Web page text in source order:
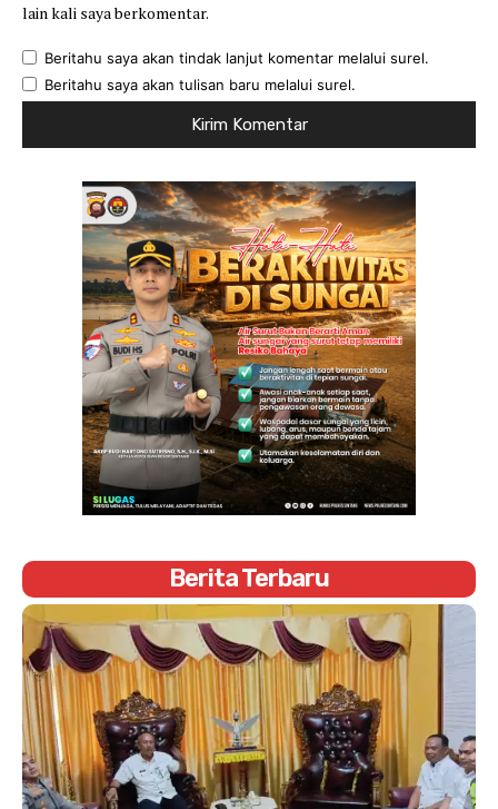
lain kali saya berkomentar.
Beritahu saya akan tindak lanjut komentar melalui surel.
Beritahu saya akan tulisan baru melalui surel.
Berita Terbaru